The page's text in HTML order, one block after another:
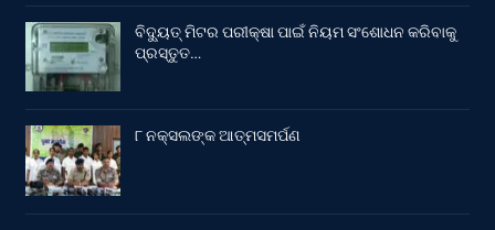
ବିଦ୍ୟୁତ୍ ମିଟର ପରୀକ୍ଷା ପାଇଁ ନିୟମ ସଂଶୋଧନ କରିବାକୁ
ପ୍ରସ୍ତୁତ…
୮ ନକ୍ସଲଙ୍କ ଆତ୍ମସମର୍ପଣ